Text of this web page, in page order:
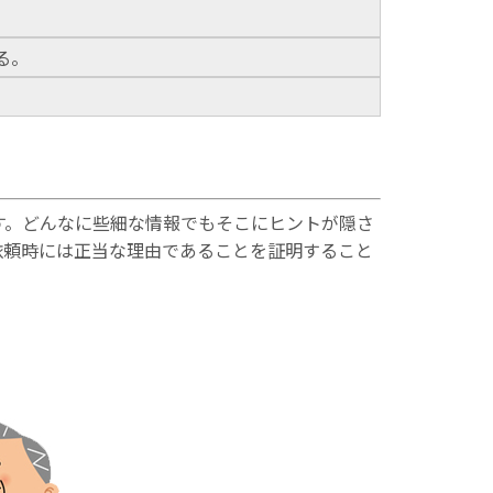
どんなに些細な情報でもそこにヒントが隠さ
時には正当な理由であることを証明すること